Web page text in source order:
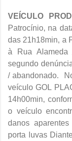
VEÍCULO
Patrocínio, na
das 21h18min, a
à Rua Alameda
segundo
/ abandonado.
veículo GOL
14h00min,
o veículo
danos
porta luvas